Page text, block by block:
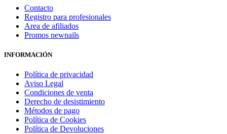
Contacto
Registro para profesionales
Area de afiliados
Promos newnails
INFORMACIÓN
Política de privacidad
Aviso Legal
Condiciones de venta
Derecho de desistimiento
Métodos de pago
Política de Cookies
Política de Devoluciones